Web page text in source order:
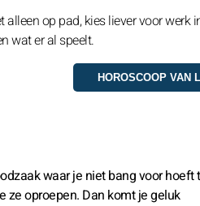
op pad, kies liever voor werk
wat er al speelt.
waar je niet bang voor hoeft
ze oproepen. Dan komt je geluk